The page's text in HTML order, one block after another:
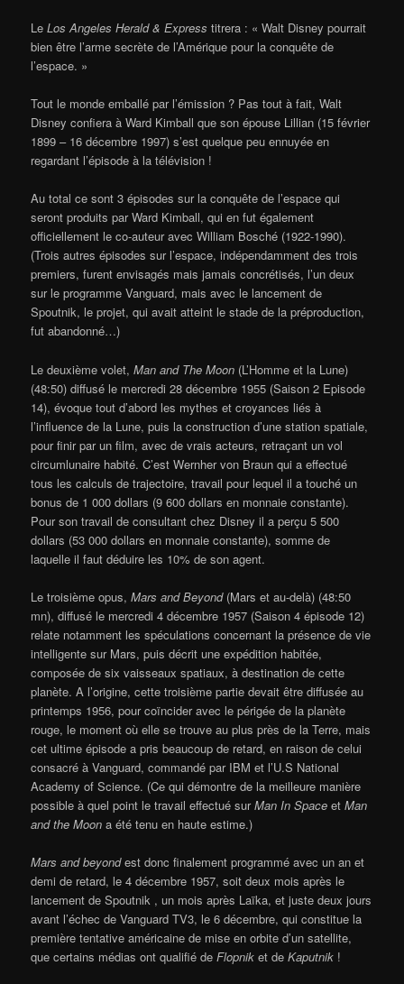
LeLos Angeles Herald & Expresstitrera : « Walt Disney pourrait
bien être l’arme secrète de l’Amérique pour la conquête de
l’espace. »
Tout le monde emballé par l’émission ? Pas tout à fait, Walt
Disney confiera à Ward Kimball que son épouse Lillian (15 février
1899 – 16 décembre 1997) s’est quelque peu ennuyée en
regardant l’épisode à la télévision !
Au total ce sont 3 épisodes sur la conquête de l’espace qui
seront produits par Ward Kimball, qui en fut également
officiellement le co-auteur avec William Bosché (1922-1990).
(Trois autres épisodes sur l’espace, indépendamment des trois
premiers, furent envisagés mais jamais concrétisés, l’un deux
sur le programme Vanguard, mais avec le lancement de
Spoutnik, le projet, qui avait atteint le stade de la préproduction,
fut abandonné…)
Le deuxième volet,Man and The Moon (L’Homme et la Lune)
(48:50) diffusé le mercredi 28 décembre 1955 (Saison 2 Episode
14), évoque tout d’abord les mythes et croyances liés à
l’influence de la Lune, puis la construction d’une station spatiale,
pour finir par un film, avec de vrais acteurs, retraçant un vol
circumlunaire habité. C’est Wernher von Braun qui a effectué
tous les calculs de trajectoire, travail pour lequel il a touché un
bonus de 1 000 dollars (9 600 dollars en monnaie constante).
Pour son travail de consultant chez Disney il a perçu 5 500
dollars (53 000 dollars en monnaie constante), somme de
laquelle il faut déduire les 10% de son agent.
Le troisième opus,Mars and Beyond(Mars et au-delà) (48:50
mn), diffusé le mercredi 4 décembre 1957 (Saison 4 épisode 12)
relate notamment les spéculations concernant la présence de vie
intelligente sur Mars, puis décrit une expédition habitée,
composée de six vaisseaux spatiaux, à destination de cette
planète. A l’origine, cette troisième partie devait être diffusée au
printemps 1956, pour coïncider avec le périgée de la planète
rouge, le moment où elle se trouve au plus près de la Terre, mais
cet ultime épisode a pris beaucoup de retard, en raison de celui
consacré à Vanguard, commandé par IBM et l’U.S National
Academy of Science. (Ce qui démontre de la meilleure manière
possible à quel point le travail effectué surMan In Space etMan
and the Moon a été tenu en haute estime.)
Mars and beyondest donc finalement programmé avec un an et
demi de retard, le 4 décembre 1957, soit deux mois après le
lancement de Spoutnik , un mois après Laïka, et juste deux jours
avant l’échec de Vanguard TV3, le 6 décembre, qui constitue la
première tentative américaine de mise en orbite d’un satellite,
que certains médias ont qualifié deFlopnik et deKaputnik !